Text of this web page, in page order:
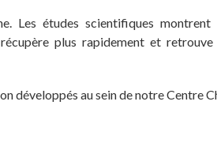
Les études scientifiques montrent
plus rapidement et
développés au sein de notre Centre